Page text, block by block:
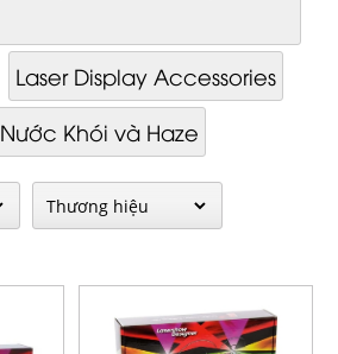
Laser Display Accessories
Nước Khói và Haze